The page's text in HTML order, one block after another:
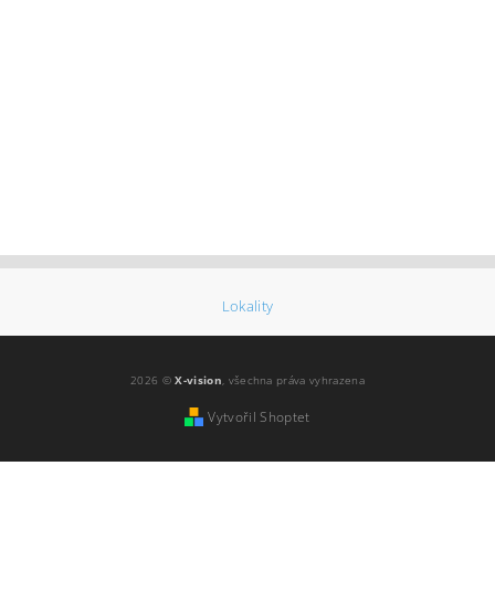
Lokality
2026 ©X-vision, všechna práva vyhrazena
Vytvořil Shoptet